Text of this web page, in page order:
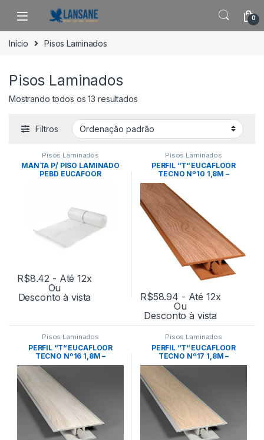
Saltar para navegação
Pular para o conteúdo
0
Início Pisos Laminados
Pisos Laminados
Mostrando todos os 13 resultados
Filtros
Pisos Laminados
MANTA P/ PISO LAMINADO
PEBD EUCAFOOR
R$8.42 - Até 12x
Ou
Desconto à vista
Pisos Laminados
PERFIL “T“ EUCAFLOOR
TECNO Nº10 1,8M –
R$58.94 - Até 12x
Ou
Desconto à vista
Pisos Laminados
PERFIL “T“ EUCAFLOOR
TECNO Nº16 1,8M –
EUCATEX
Pisos Laminados
PERFIL “T“ EUCAFLOOR
TECNO Nº17 1,8M –
EUCATEX